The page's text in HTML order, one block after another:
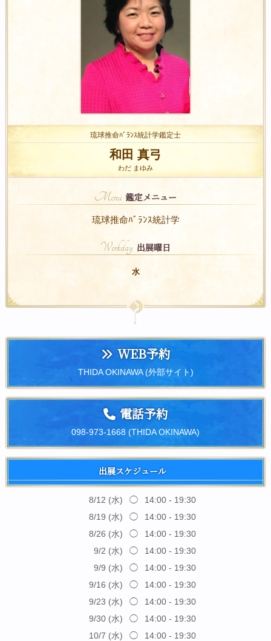
琉球推命ﾊﾞﾗﾝｽ統計学鑑定士
和田 真弓
わだ まゆみ
Menu 鑑定メニュー
琉球推命ﾊﾞﾗﾝｽ統計学
Workday 出展曜日
水
WEB予約
THIDA OKINAWA (外部サイト)
電話予約
098-973-1668 (THIDA OKINAWA)
出展スケジュール
8/12 (水) ◯
14:00 - 19:30
8/19 (水)
◯
14:00 - 19:30
8/26 (水)
◯
14:00 - 19:30
9/2 (水)
◯
14:00 - 19:30
9/9 (水)
◯
14:00 - 19:30
9/16 (水)
◯
14:00 - 19:30
9/23 (水)
◯
14:00 - 19:30
9/30 (水)
◯
14:00 - 19:30
10/7 (水)
◯ 14:00 - 19:30